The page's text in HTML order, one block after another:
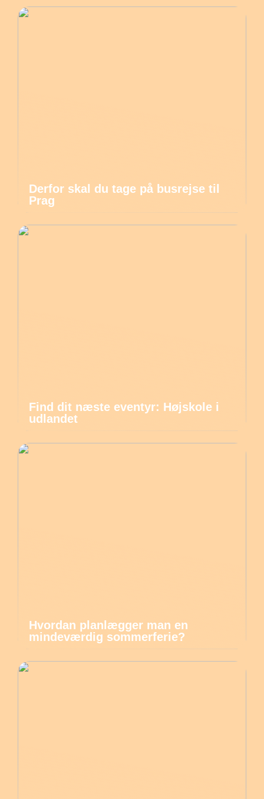
Derfor skal du tage på busrejse til
Prag
Find dit næste eventyr: Højskole i
udlandet
Hvordan planlægger man en
mindeværdig sommerferie?